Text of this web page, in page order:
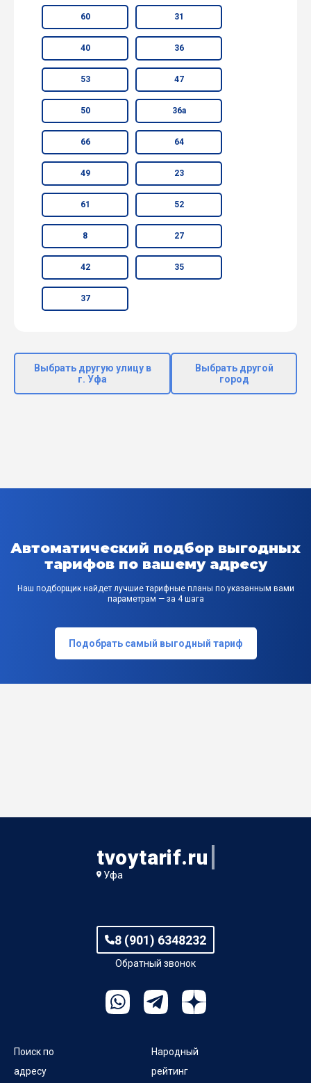
60 31
40 36
53 47
50 36а
66 64
49 23
61 52
8 27
42 35
37
Выбрать другую улицу в
г. Уфа
Выбрать другой
город
Автоматический подбор выгодных
тарифов по вашему адресу
Наш подборщик найдет лучшие тарифные планы по указанным вами
параметрам — за 4 шага
Подобрать самый выгодный тариф
tvoytarif.ru
Уфа
8 (901) 6348232
Обратный звонок
Поиск по
адресу
Народный
рейтинг